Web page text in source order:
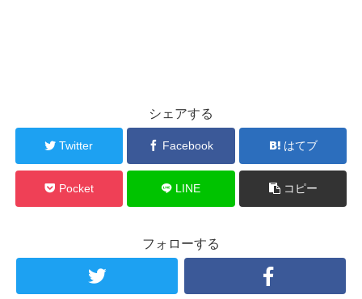
シェアする
Twitter Facebook はてブ
Pocket LINE コピー
フォローする